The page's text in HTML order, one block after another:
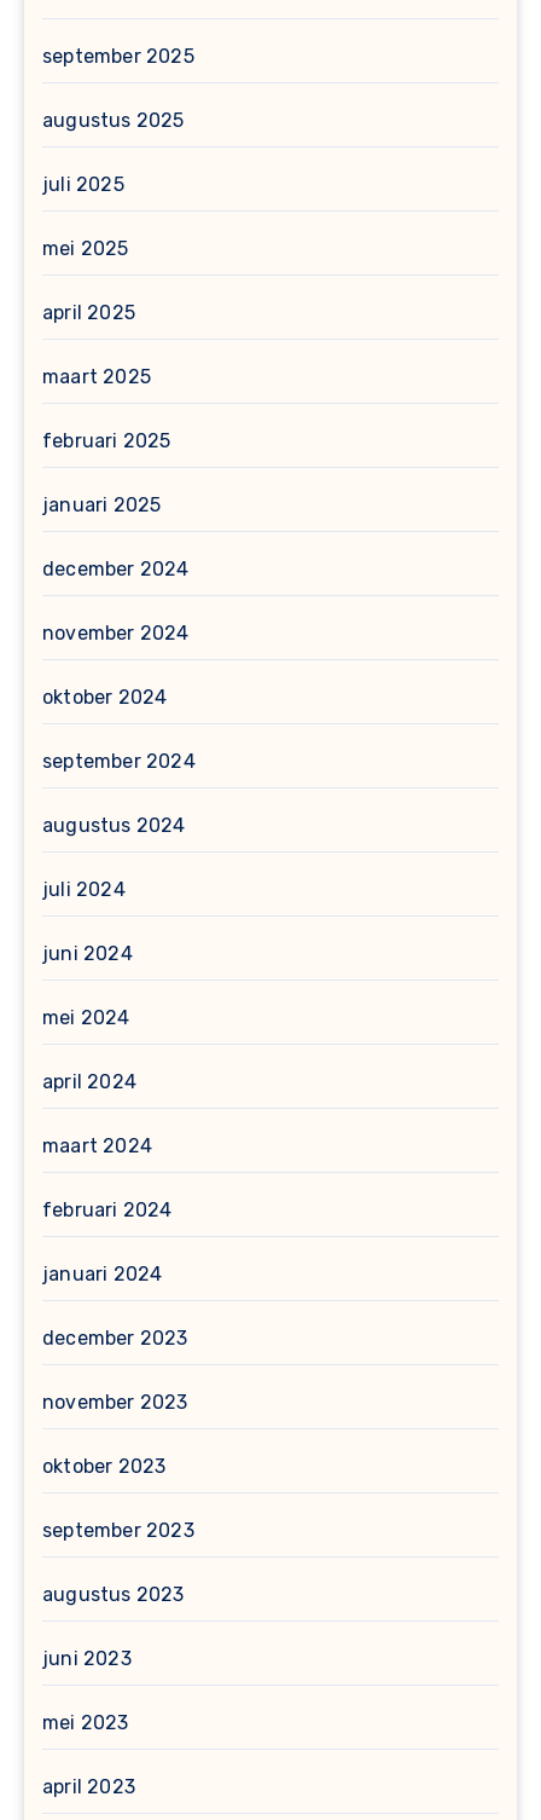
september 2025
augustus 2025
juli 2025
mei 2025
april 2025
maart 2025
februari 2025
januari 2025
december 2024
november 2024
oktober 2024
september 2024
augustus 2024
juli 2024
juni 2024
mei 2024
april 2024
maart 2024
februari 2024
januari 2024
december 2023
november 2023
oktober 2023
september 2023
augustus 2023
juni 2023
mei 2023
april 2023